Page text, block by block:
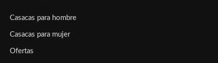
Casacas para hombre
Casacas para mujer
Ofertas